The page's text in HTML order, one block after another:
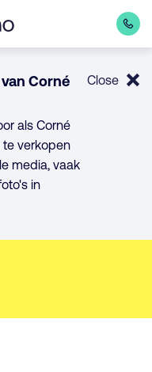
Corné
als Corné
verkopen
media, vaak
in
Close